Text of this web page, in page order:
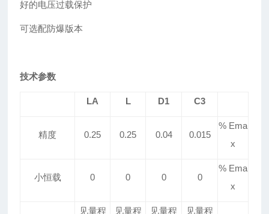
好的电压过载保护
可选配防爆版本
技术参数
LA L D1 C3
精度 0.25 0.25 0.04 0.015
% Ema
x
小恒载 0 0 0 0
% Ema
x
见量程
见量程
见量程
见量程